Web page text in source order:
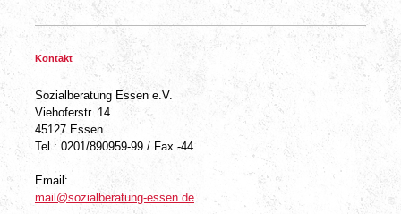
Kontakt
Sozialberatung Essen e.V.
Viehoferstr. 14
45127 Essen
Tel.: 0201/890959-99 / Fax -44
Email:
mail@sozialberatung-essen.de